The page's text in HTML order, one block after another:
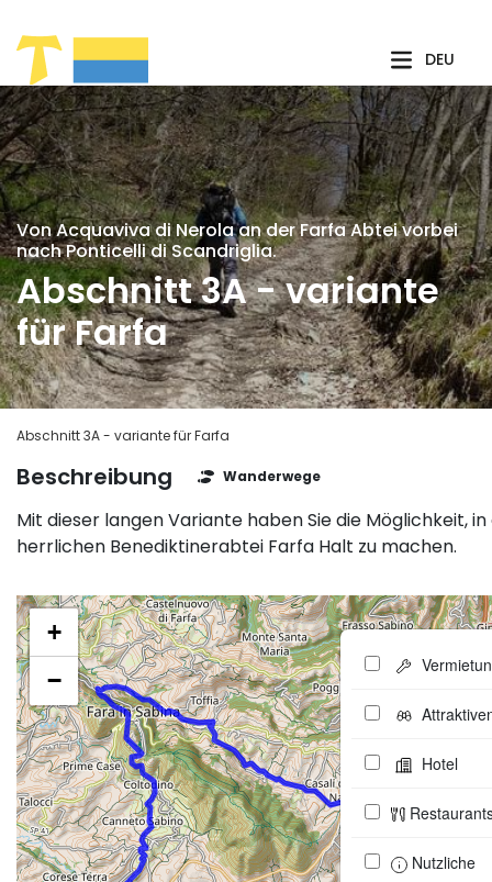
DEU
Von Acquaviva di Nerola an der Farfa Abtei vorbei
nach Ponticelli di Scandriglia.
Abschnitt 3A - variante
für Farfa
Abschnitt 3A - variante für Farfa
Beschreibung Wanderwege
Mit dieser langen Variante haben Sie die Möglichkeit,
herrlichen Benediktinerabtei Farfa Halt zu machen.
+
−
Hotel
Nutzliche